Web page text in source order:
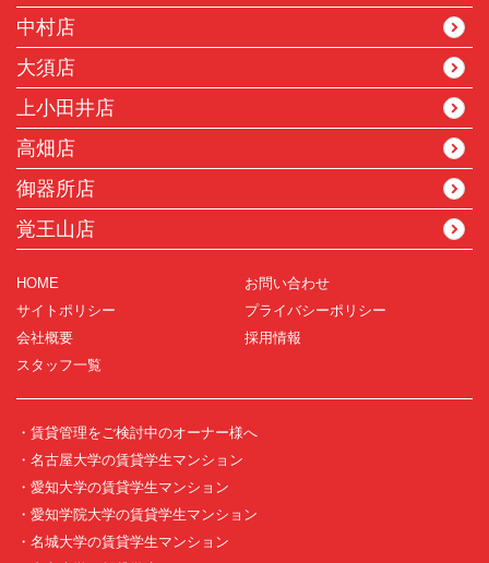
中村店
大須店
上小田井店
高畑店
御器所店
覚王山店
HOME
お問い合わせ
サイトポリシー
プライバシーポリシー
会社概要
採用情報
スタッフ一覧
・賃貸管理をご検討中のオーナー様へ
・名古屋大学の賃貸学生マンション
・愛知大学の賃貸学生マンション
・愛知学院大学の賃貸学生マンション
・名城大学の賃貸学生マンション